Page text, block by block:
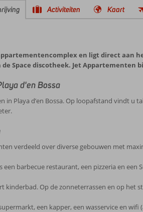
Activiteiten Kaart
en ligt direct aan
de Space discotheek. Jet
d'en Bossa
in Playa d’en Bossa. Op loopafstand vindt
verdeeld over diverse gebouwen met
barbecue restaurant, een pizzeria en
kinderbad. Op de zonneterrassen en op
een kapper, een wasservice en